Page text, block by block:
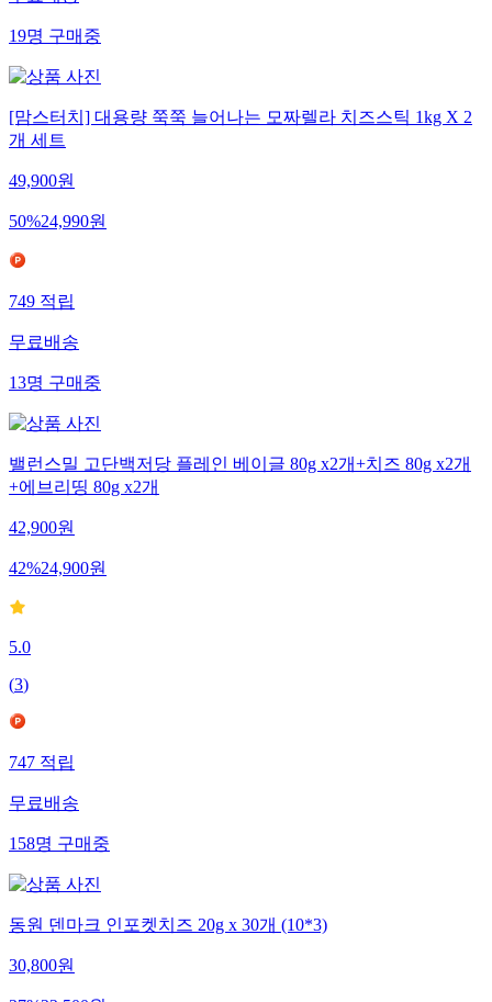
19명구매중
[맘스터치] 대용량 쭉쭉 늘어나는 모짜렐라 치즈스틱 1kg X 2
개 세트
49,900원
50%24,990원
749적립
무료배송
13명구매중
밸런스밀 고단백저당 플레인 베이글 80g x2개+치즈 80g x2개
+에브리띵 80g x2개
42,900원
42%24,900원
5.0
(3)
747적립
무료배송
158명구매중
동원 덴마크 인포켓치즈 20g x 30개 (10*3)
30,800원